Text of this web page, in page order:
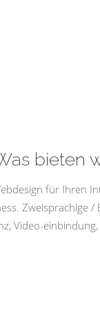
bieten
für Ihren
Zweisprachige /
Video-